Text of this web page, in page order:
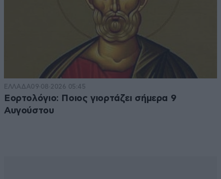
ΕΛΛΑΔΑ09·08·2026 05:45
Εορτολόγιο: Ποιος γιορτάζει σήμερα 9
Αυγούστου